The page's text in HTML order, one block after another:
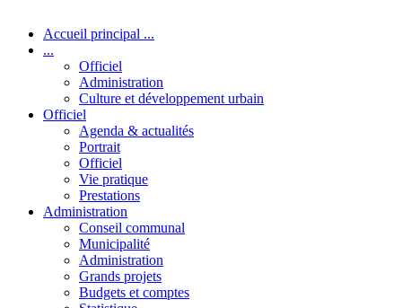
Accueil principal ...
...
Officiel
Administration
Culture et développement urbain
Officiel
Agenda & actualités
Portrait
Officiel
Vie pratique
Prestations
Administration
Conseil communal
Municipalité
Administration
Grands projets
Budgets et comptes